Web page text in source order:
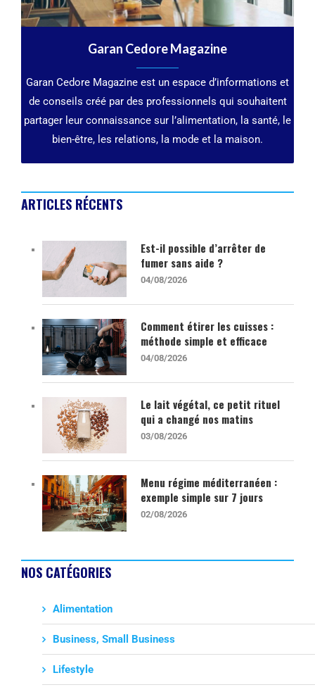
Garan Cedore Magazine
Garan Cedore Magazine est un espace d’informations et
de conseils créé par des professionnels qui souhaitent
partager leur connaissance sur l’alimentation, la santé, le
bien-être, les relations, la mode et la maison.
ARTICLES RÉCENTS
Est-il possible d’arrêter de
fumer sans aide ?
04/08/2026
Comment étirer les cuisses :
méthode simple et efficace
04/08/2026
Le lait végétal, ce petit rituel
qui a changé nos matins
03/08/2026
Menu régime méditerranéen :
exemple simple sur 7 jours
02/08/2026
NOS CATÉGORIES
Alimentation
Business, Small Business
Lifestyle